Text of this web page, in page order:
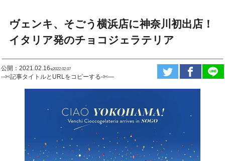
ヴェンキ、そごう横浜店に神奈川初出店！
イタリア発のチョコジェラテリア
公開：2021.02.16ಇ2022.02.07
--✄記事タイトルとURLをコピーする-✄—